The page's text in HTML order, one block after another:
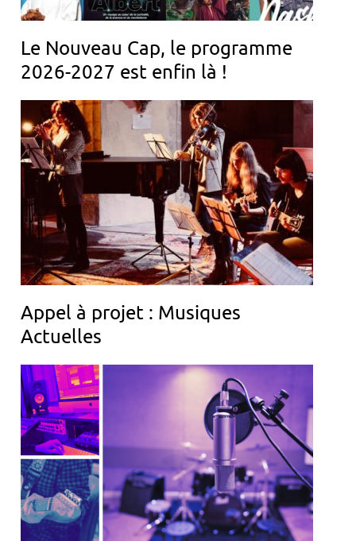
Le Nouveau Cap, le programme
2026-2027 est enfin là !
Appel à projet : Musiques
Actuelles